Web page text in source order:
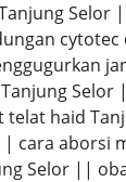
Selor
haid
cara aborsi
Selor ||